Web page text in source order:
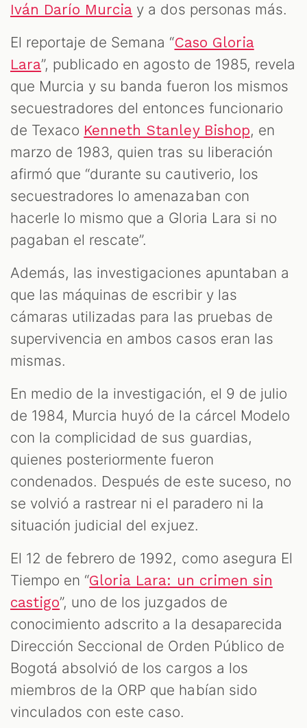
Iván Darío Murcia y a dos personas más.
El reportaje de Semana “Caso Gloria
Lara”, publicado en agosto de 1985, revela
que Murcia y su banda fueron los mismos
secuestradores del entonces funcionario
de Texaco Kenneth Stanley Bishop, en
marzo de 1983, quien tras su liberación
afirmó que “durante su cautiverio, los
secuestradores lo amenazaban con
hacerle lo mismo que a Gloria Lara si no
pagaban el rescate”.
Además, las investigaciones apuntaban a
que las máquinas de escribir y las
cámaras utilizadas para las pruebas de
supervivencia en ambos casos eran las
mismas.
En medio de la investigación, el 9 de julio
de 1984, Murcia huyó de la cárcel Modelo
con la complicidad de sus guardias,
quienes posteriormente fueron
condenados. Después de este suceso, no
se volvió a rastrear ni el paradero ni la
situación judicial del exjuez.
El 12 de febrero de 1992, como asegura El
Tiempo en “Gloria Lara: un crimen sin
castigo”, uno de los juzgados de
conocimiento adscrito a la desaparecida
Dirección Seccional de Orden Público de
Bogotá absolvió de los cargos a los
miembros de la ORP que habían sido
vinculados con este caso.